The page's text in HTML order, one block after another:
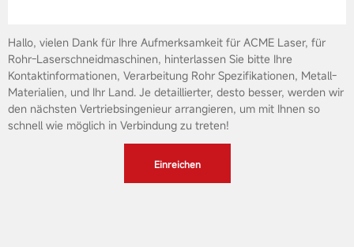
Hallo, vielen Dank für Ihre Aufmerksamkeit für ACME Laser, für
Rohr-Laserschneidmaschinen, hinterlassen Sie bitte Ihre
Kontaktinformationen, Verarbeitung Rohr Spezifikationen, Metall-
Materialien, und Ihr Land. Je detaillierter, desto besser, werden wir
den nächsten Vertriebsingenieur arrangieren, um mit Ihnen so
schnell wie möglich in Verbindung zu treten!
Einreichen